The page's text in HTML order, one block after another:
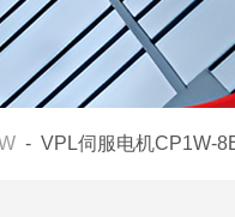
- VPL伺服电机CP1W-